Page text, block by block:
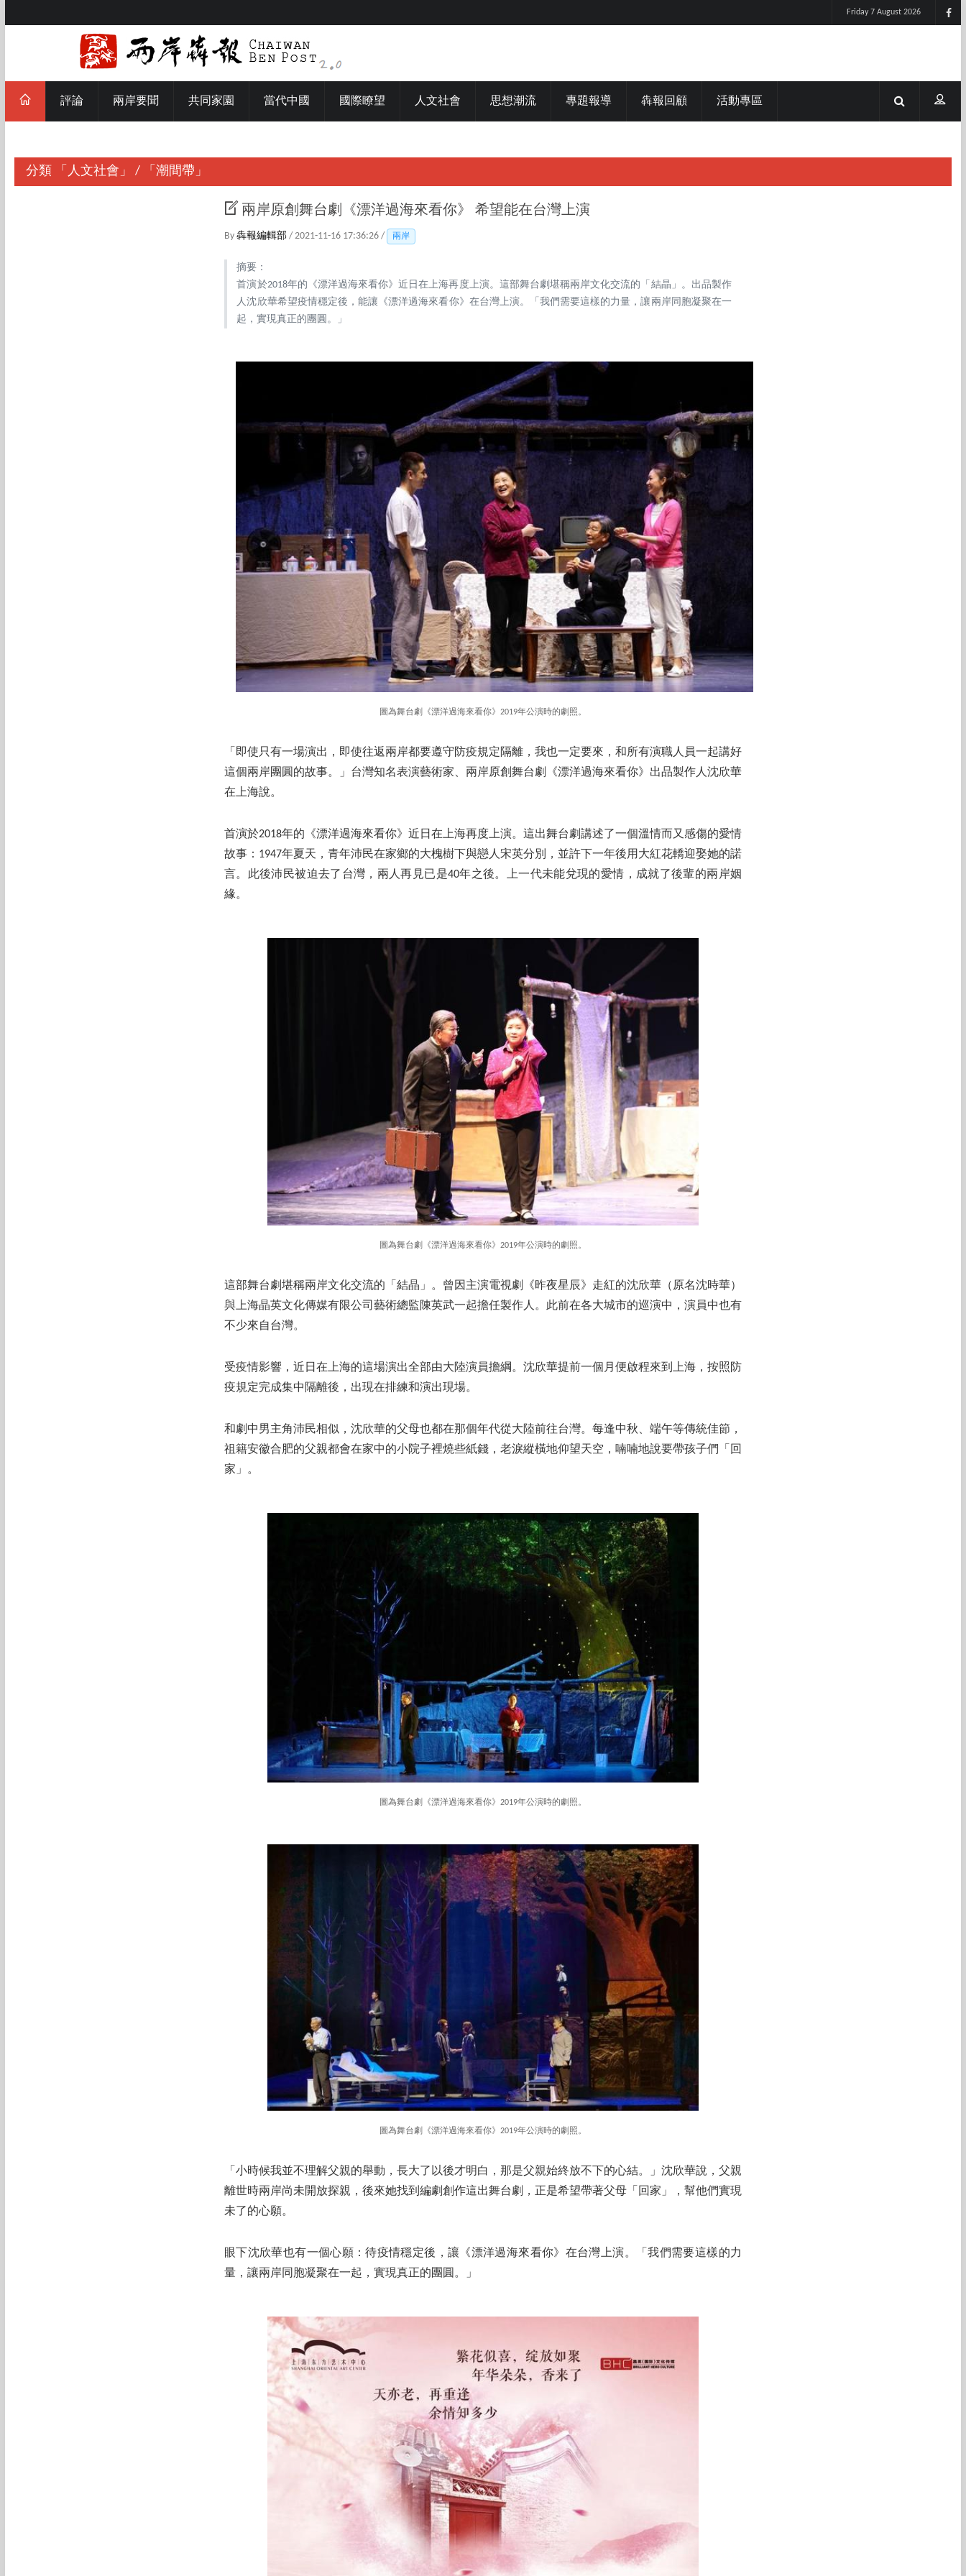
Friday 7 August 2026
評論 兩岸要聞 共同家園 當代中國 國際瞭望 人文社會 思想潮流 專題報導 犇報回顧 活動專區
分類 「人文社會」 / 「潮間帶」
兩岸原創舞台劇《漂洋過海來看你》 希望能在台灣上演
By 犇報編輯部 / 2021-11-16 17:36:26 / 兩岸
摘要：
首演於2018年的《漂洋過海來看你》近日在上海再度上演。這部舞台劇堪稱兩岸文化交流的「結晶」。出品製作
人沈欣華希望疫情穩定後，能讓《漂洋過海來看你》在台灣上演。「我們需要這樣的力量，讓兩岸同胞凝聚在一
起，實現真正的團圓。」
圖為舞台劇《漂洋過海來看你》2019年公演時的劇照。
「即使只有一場演出，即使往返兩岸都要遵守防疫規定隔離，我也一定要來，和所有演職人員一起講好
這個兩岸團圓的故事。」台灣知名表演藝術家、兩岸原創舞台劇《漂洋過海來看你》出品製作人沈欣華
在上海說。
首演於2018年的《漂洋過海來看你》近日在上海再度上演。這出舞台劇講述了一個溫情而又感傷的愛情
故事：1947年夏天，青年沛民在家鄉的大槐樹下與戀人宋英分別，並許下一年後用大紅花轎迎娶她的諾
言。此後沛民被迫去了台灣，兩人再見已是40年之後。上一代未能兌現的愛情，成就了後輩的兩岸姻
緣。
圖為舞台劇《漂洋過海來看你》2019年公演時的劇照。
這部舞台劇堪稱兩岸文化交流的「結晶」。曾因主演電視劇《昨夜星辰》走紅的沈欣華（原名沈時華）
與上海晶英文化傳媒有限公司藝術總監陳英武一起擔任製作人。此前在各大城市的巡演中，演員中也有
不少來自台灣。
受疫情影響，近日在上海的這場演出全部由大陸演員擔綱。沈欣華提前一個月便啟程來到上海，按照防
疫規定完成集中隔離後，出現在排練和演出現場。
和劇中男主角沛民相似，沈欣華的父母也都在那個年代從大陸前往台灣。每逢中秋、端午等傳統佳節，
祖籍安徽合肥的父親都會在家中的小院子裡燒些紙錢，老淚縱橫地仰望天空，喃喃地說要帶孩子們「回
家」。
圖為舞台劇《漂洋過海來看你》2019年公演時的劇照。
圖為舞台劇《漂洋過海來看你》2019年公演時的劇照。
「小時候我並不理解父親的舉動，長大了以後才明白，那是父親始終放不下的心結。」沈欣華說，父親
離世時兩岸尚未開放探親，後來她找到編劇創作這出舞台劇，正是希望帶著父母「回家」，幫他們實現
未了的心願。
眼下沈欣華也有一個心願：待疫情穩定後，讓《漂洋過海來看你》在台灣上演。「我們需要這樣的力
量，讓兩岸同胞凝聚在一起，實現真正的團圓。」